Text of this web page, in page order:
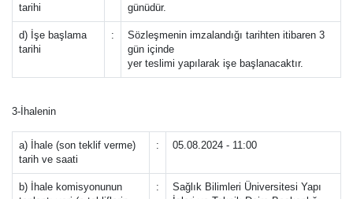
tarihi
günüdür.
d) İşe başlama
tarihi
:
Sözleşmenin imzalandığı tarihten itibaren 3
gün içinde
yer teslimi yapılarak işe başlanacaktır.
3-İhalenin
a) İhale (son teklif verme)
tarih ve saati
: 05.08.2024 - 11:00
b) İhale komisyonunun
:
Sağlık Bilimleri Üniversitesi Yapı